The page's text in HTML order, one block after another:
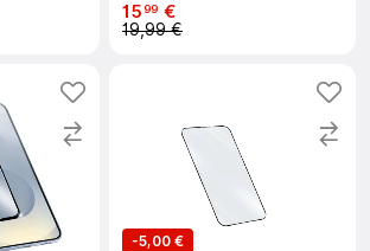
1599 €
19,99 €
-5,00 €